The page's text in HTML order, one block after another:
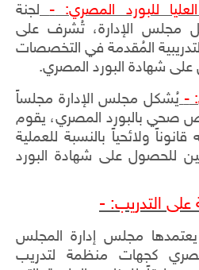
العليا للبورد المصري:- لجنة
مجلس الإدارة، تُشرف على
المُقدمة في التخصصات
شهادة البورد المصري.
- يُشكل مجلس الإدارة مجلساً
صحي بالبورد المصري، يقوم
قانوناً ولائحياً بالنسبة للعملية
للحصول على شهادة البورد
على التدريب: -
مجلس إدارة المجلس
كجهات منظمة لتدريب